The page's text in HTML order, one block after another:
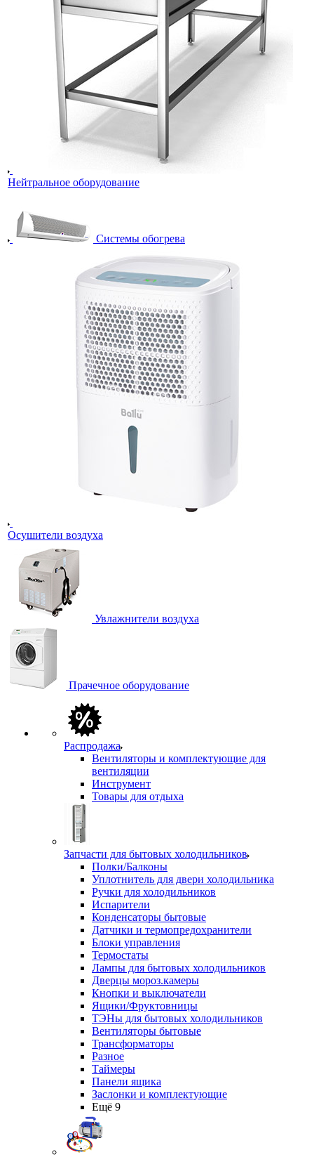
Нейтральное оборудование
Системы обогрева
Осушители воздуха
Увлажнители воздуха
Прачечное оборудование
Распродажа
Вентиляторы и комплектующие для
вентиляции
Инструмент
Товары для отдыха
Запчасти для бытовых холодильников
Полки/Балконы
Уплотнитель для двери холодильника
Ручки для холодильников
Испарители
Конденсаторы бытовые
Датчики и термопредохранители
Блоки управления
Термостаты
Лампы для бытовых холодильников
Дверцы мороз.камеры
Кнопки и выключатели
Ящики/Фруктовницы
ТЭНы для бытовых холодильников
Вентиляторы бытовые
Трансформаторы
Разное
Таймеры
Панели ящика
Заслонки и комплектующие
Ещё 9